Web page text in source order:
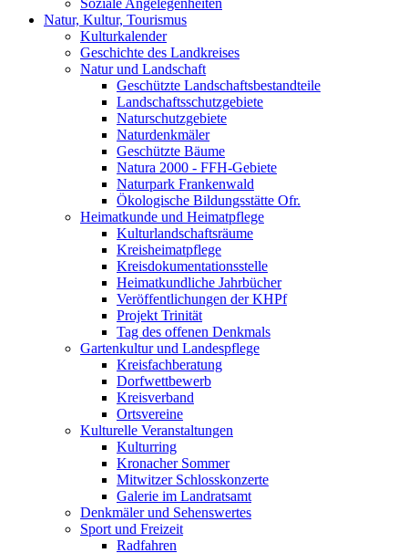
Soziale Angelegenheiten
Natur, Kultur, Tourismus
Kulturkalender
Geschichte des Landkreises
Natur und Landschaft
Geschützte Landschaftsbestandteile
Landschaftsschutzgebiete
Naturschutzgebiete
Naturdenkmäler
Geschützte Bäume
Natura 2000 - FFH-Gebiete
Naturpark Frankenwald
Ökologische Bildungsstätte Ofr.
Heimatkunde und Heimatpflege
Kulturlandschaftsräume
Kreisheimatpflege
Kreisdokumentationsstelle
Heimatkundliche Jahrbücher
Veröffentlichungen der KHPf
Projekt Trinität
Tag des offenen Denkmals
Gartenkultur und Landespflege
Kreisfachberatung
Dorfwettbewerb
Kreisverband
Ortsvereine
Kulturelle Veranstaltungen
Kulturring
Kronacher Sommer
Mitwitzer Schlosskonzerte
Galerie im Landratsamt
Denkmäler und Sehenswertes
Sport und Freizeit
Radfahren